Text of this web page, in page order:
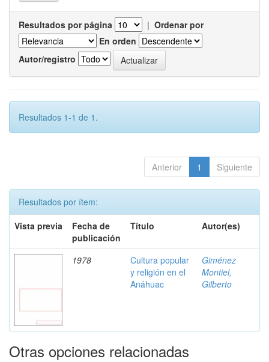
Resultados por página | Ordenar por
En orden
Autor/registro
Resultados 1-1 de 1.
Anterior 1 Siguiente
Resultados por ítem:
Vista previa
Fecha de
publicación
Título Autor(es)
1978
Cultura popular
y religión en el
Anáhuac
Giménez
Montiel,
Gilberto
Otras opciones relacionadas